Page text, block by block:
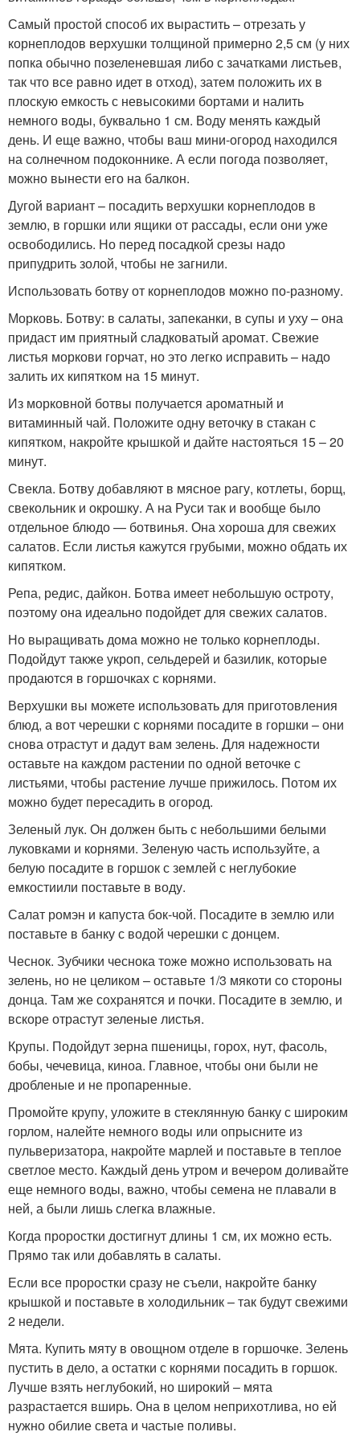
Самый простой способ их вырастить – отрезать у
корнеплодов верхушки толщиной примерно 2,5 см (у них
попка обычно позеленевшая либо с зачатками листьев,
так что все равно идет в отход), затем положить их в
плоскую емкость с невысокими бортами и налить
немного воды, буквально 1 см. Воду менять каждый
день. И еще важно, чтобы ваш мини-огород находился
на солнечном подоконнике. А если погода позволяет,
можно вынести его на балкон.
Дугой вариант – посадить верхушки корнеплодов в
землю, в горшки или ящики от рассады, если они уже
освободились. Но перед посадкой срезы надо
припудрить золой, чтобы не загнили.
Использовать ботву от корнеплодов можно по-разному.
Морковь. Ботву: в салаты, запеканки, в супы и уху – она
придаст им приятный сладковатый аромат. Свежие
листья моркови горчат, но это легко исправить – надо
залить их кипятком на 15 минут.
Из морковной ботвы получается ароматный и
витаминный чай. Положите одну веточку в стакан с
кипятком, накройте крышкой и дайте настояться 15 – 20
минут.
Свекла. Ботву добавляют в мясное рагу, котлеты, борщ,
свекольник и окрошку. А на Руси так и вообще было
отдельное блюдо — ботвинья. Она хороша для свежих
салатов. Если листья кажутся грубыми, можно обдать их
кипятком.
Репа, редис, дайкон. Ботва имеет небольшую остроту,
поэтому она идеально подойдет для свежих салатов.
Но выращивать дома можно не только корнеплоды.
Подойдут также укроп, сельдерей и базилик, которые
продаются в горшочках с корнями.
Верхушки вы можете использовать для приготовления
блюд, а вот черешки с корнями посадите в горшки – они
снова отрастут и дадут вам зелень. Для надежности
оставьте на каждом растении по одной веточке с
листьями, чтобы растение лучше прижилось. Потом их
можно будет пересадить в огород.
Зеленый лук. Он должен быть с небольшими белыми
луковками и корнями. Зеленую часть используйте, а
белую посадите в горшок с землей с неглубокие
емкостиили поставьте в воду.
Салат ромэн и капуста бок-чой. Посадите в землю или
поставьте в банку с водой черешки с донцем.
Чеснок. Зубчики чеснока тоже можно использовать на
зелень, но не целиком – оставьте 1/3 мякоти со стороны
донца. Там же сохранятся и почки. Посадите в землю, и
вскоре отрастут зеленые листья.
Крупы. Подойдут зерна пшеницы, горох, нут, фасоль,
бобы, чечевица, киноа. Главное, чтобы они были не
дробленые и не пропаренные.
Промойте крупу, уложите в стеклянную банку с широким
горлом, налейте немного воды или опрысните из
пульверизатора, накройте марлей и поставьте в теплое
светлое место. Каждый день утром и вечером доливайте
еще немного воды, важно, чтобы семена не плавали в
ней, а были лишь слегка влажные.
Когда проростки достигнут длины 1 см, их можно есть.
Прямо так или добавлять в салаты.
Если все проростки сразу не съели, накройте банку
крышкой и поставьте в холодильник – так будут свежими
2 недели.
Мята. Купить мяту в овощном отделе в горшочке. Зелень
пустить в дело, а остатки с корнями посадить в горшок.
Лучше взять неглубокий, но широкий – мята
разрастается вширь. Она в целом неприхотлива, но ей
нужно обилие света и частые поливы.